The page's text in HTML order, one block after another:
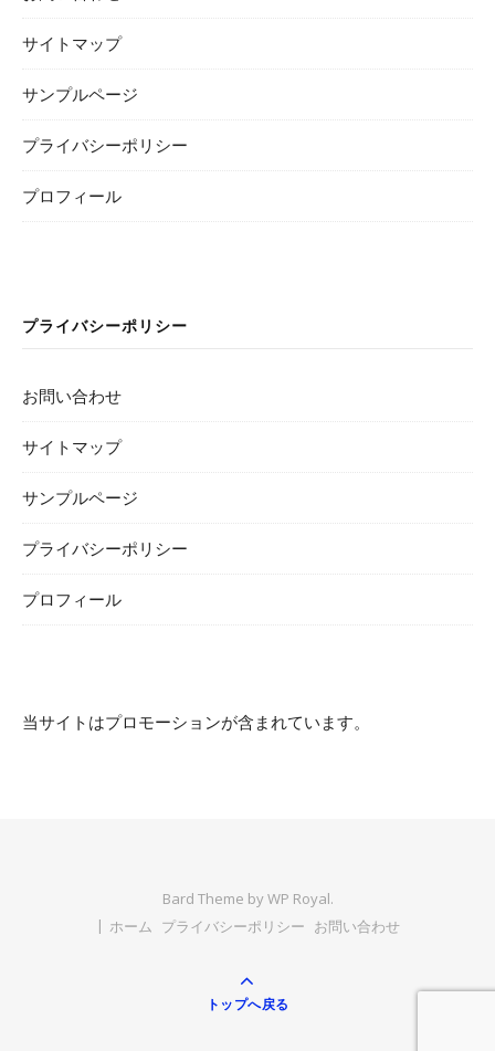
サイトマップ
サンプルページ
プライバシーポリシー
プロフィール
プライバシーポリシー
お問い合わせ
サイトマップ
サンプルページ
プライバシーポリシー
プロフィール
当サイトはプロモーションが含まれています。
Bard Theme byWP Royal.
ホーム プライバシーポリシー お問い合わせ
トップへ戻る